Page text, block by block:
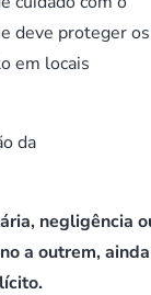
deve proteger os
em locais
da
negligência
a outrem, ainda